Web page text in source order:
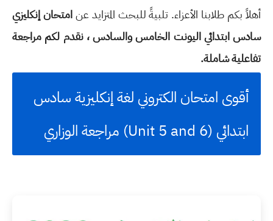
أهلاً بكم طلابنا الأعزاء. تلبيةً للبحث المتزايد عنامتحان إنكليزي
سادس ابتدائي اليونت الخامس والسادس ، نقدم لكم مراجعة
تفاعلية شاملة.
أقوى امتحان الكتروني لغة إنكليزية سادس
ابتدائي (Unit 5 and 6) مراجعة الوزاري